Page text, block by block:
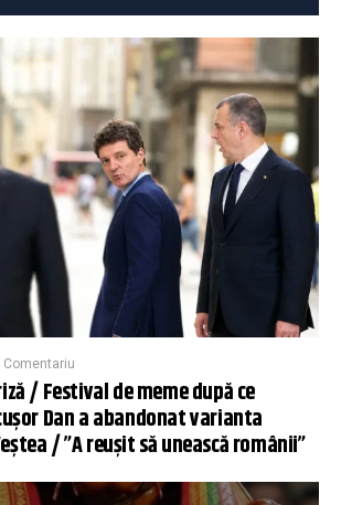
Comentariu
/ Festival de meme după ce
Dan a abandonat varianta
/ ”A reușit să unească românii”